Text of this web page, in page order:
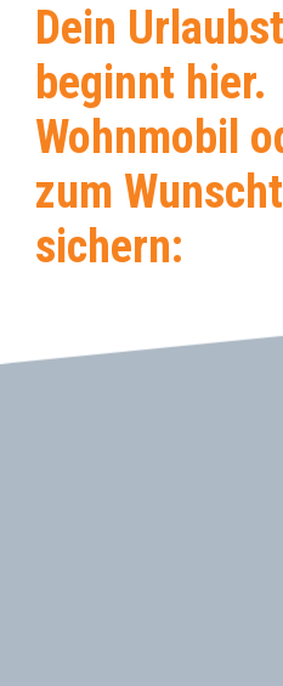
Dein
beginnt hier.
Wohnmobil
zum
sichern: